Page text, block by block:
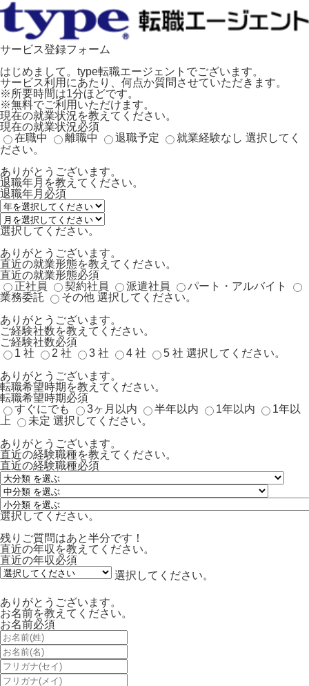
サービス登録フォーム
はじめまして。type転職エージェントでございます。
サービス利用にあたり、何点か質問させていただきます。
※所要時間は1分ほどです。
※無料でご利用いただけます。
現在の就業状況を教えてください。
現在の就業状況必須
在職中
離職中 退職予定 就業経験なし 選択してく
ださい。
ありがとうございます。
退職年月を教えてください。
退職年月 必須
選択してください。
ありがとうございます。
直近の就業形態を教えてください。
直近の就業形態必須
正社員
契約社員 派遣社員
パート・アルバイト
業務委託
その他 選択してください。
ありがとうございます。
ご経験社数を教えてください。
ご経験社数必須
1 社
2 社 3 社 4 社 5 社 選択してください。
ありがとうございます。
転職希望時期を教えてください。
転職希望時期必須
すぐにでも
3ヶ月以内 半年以内 1年以内
1年以
上
未定 選択してください。
ありがとうございます。
直近の経験職種を教えてください。
直近の経験職種必須
選択してください。
残りご質問はあと半分です！
直近の年収を教えてください。
直近の年収必須
選択してください。
ありがとうございます。
お名前を教えてください。
お名前必須